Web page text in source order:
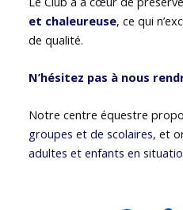
et chaleureuse, ce qui
de qualité.
N’hésitez pas à nous
Notre centre équestre
groupes et de scolaires, et
adultes et enfants en